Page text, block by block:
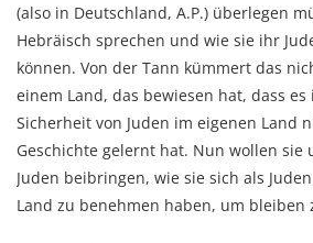
(also in Deutschland, A.P.) überlegen
Hebräisch sprechen und wie sie ihr
können. Von der Tann kümmert das
einem Land, das bewiesen hat, dass
Sicherheit von Juden im eigenen Land
Geschichte gelernt hat. Nun wollen sie
Juden beibringen, wie sie sich als
Land zu benehmen haben, um bleiben